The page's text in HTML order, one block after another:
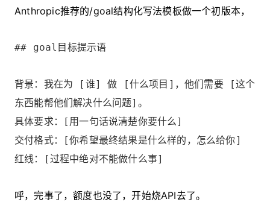
Anthropic推荐的/goal结构化写法模板做一个初版本，
## goal目标提示语
背景：我在为 [谁] 做 [什么项目]，他们需要 [这个
东西能帮他们解决什么问题]。
具体要求：[用一句话说清楚你要什么]
交付格式：[你希望最终结果是什么样的，怎么给你]
红线：[过程中绝对不能做什么事]
呼，完事了，额度也没了，开始烧API去了。